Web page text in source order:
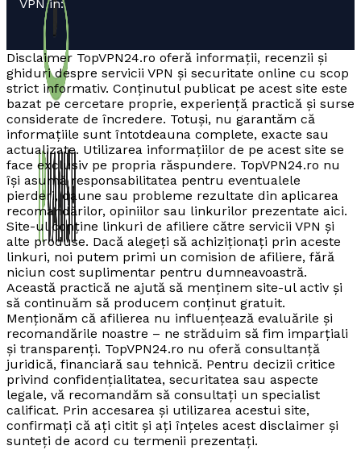
VPN in:
Disclaimer TopVPN24.ro oferă informații, recenzii și
ghiduri despre servicii VPN și securitate online cu scop
strict informativ. Conținutul publicat pe acest site este
bazat pe cercetare proprie, experiență practică și surse
considerate de încredere. Totuși, nu garantăm că
informațiile sunt întotdeauna complete, exacte sau
actualizate. Utilizarea informațiilor de pe acest site se
face exclusiv pe propria răspundere. TopVPN24.ro nu
își asumă responsabilitatea pentru eventualele
pierderi, daune sau probleme rezultate din aplicarea
recomandărilor, opiniilor sau linkurilor prezentate aici.
Site-ul conține linkuri de afiliere către servicii VPN și
alte produse. Dacă alegeți să achiziționați prin aceste
linkuri, noi putem primi un comision de afiliere, fără
niciun cost suplimentar pentru dumneavoastră.
Această practică ne ajută să menținem site-ul activ și
să continuăm să producem conținut gratuit.
Menționăm că afilierea nu influențează evaluările și
recomandările noastre – ne străduim să fim imparțiali
și transparenți. TopVPN24.ro nu oferă consultanță
juridică, financiară sau tehnică. Pentru decizii critice
privind confidențialitatea, securitatea sau aspecte
legale, vă recomandăm să consultați un specialist
calificat. Prin accesarea și utilizarea acestui site,
confirmați că ați citit și ați înțeles acest disclaimer și
sunteți de acord cu termenii prezentați.